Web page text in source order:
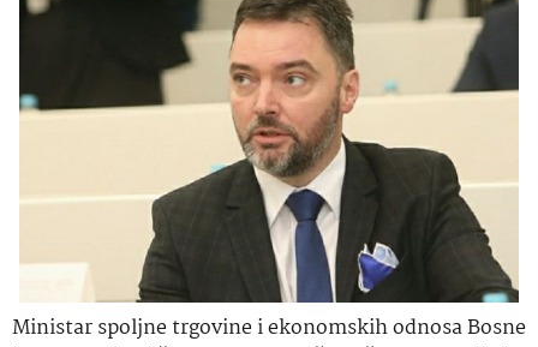
Ministar spoljne trgovine i ekonomskih odnosa Bosne